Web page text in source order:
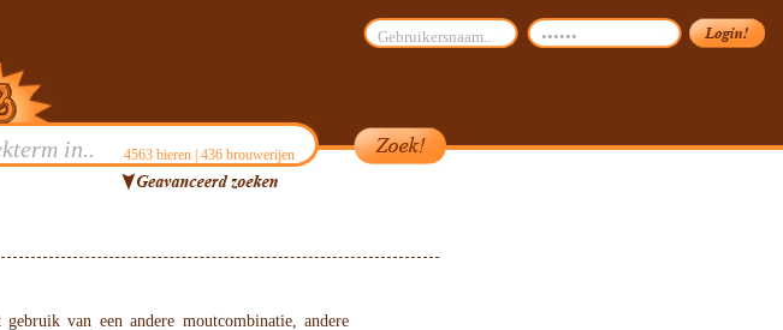
4563bieren | 436brouwerijen
van een andere moutcombinatie, andere